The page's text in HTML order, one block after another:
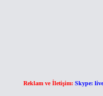
Reklam ve İletişim: Skype: